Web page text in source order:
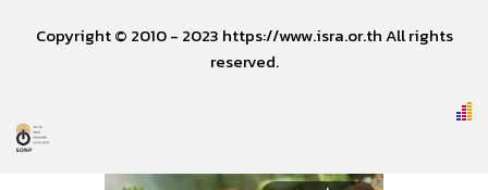
Copyright © 2010 - 2023 https://www.isra.or.th All rights
reserved.